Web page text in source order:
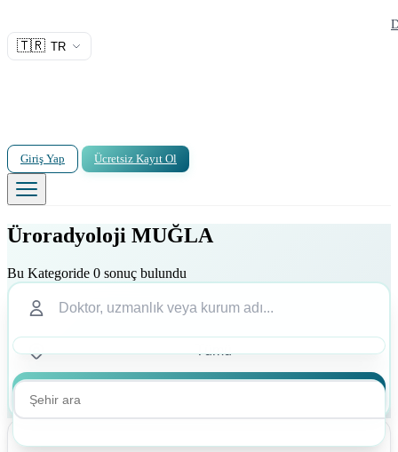
🇹🇷 TR
Giriş Yap Ücretsiz Kayıt Ol
Üroradyoloji MUĞLA
Bu Kategoride 0 sonuç bulundu